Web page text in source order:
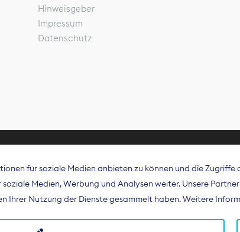
Hinweisgeber
Impressum
Datenschutz
und Zeitungsverleger (BDZV)
Interessen der Zeitungsverlage und digitalen
EU-Ebene.
für soziale Medien anbieten zu können und die
Medien, Werbung und Analysen weiter. Unsere
Ihrer Nutzung der Dienste gesammelt haben. Weitere